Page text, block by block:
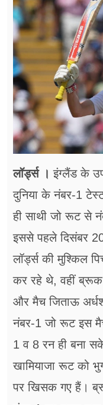
फूड
सेहत
ब्‍यूटी
जॉब्स
शिक्षा
अन्य खबरें
लॉर्ड्स । इंग्लैंड के
दुनिया के नंबर-1
ही साथी जो रूट से
इससे पहले दिसंबर
लॉर्ड्स की मुश्किल
कर रहे थे, वहीं ब्रूक
और मैच जिताऊ
नंबर-1 जो रूट इस
1 व 8 रन ही बना
खामियाजा रूट को
पर खिसक गए हैं।